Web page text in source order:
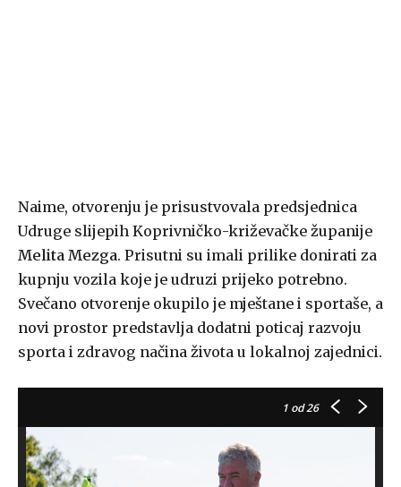
Naime, otvorenju je prisustvovala predsjednica
Udruge slijepih Koprivničko-križevačke županije
Melita Mezga. Prisutni su imali prilike donirati za
kupnju vozila koje je udruzi prijeko potrebno.
Svečano otvorenje okupilo je mještane i sportaše, a
novi prostor predstavlja dodatni poticaj razvoju
sporta i zdravog načina života u lokalnoj zajednici.
1 od 26